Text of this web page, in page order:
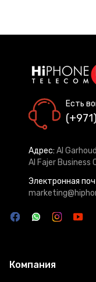
Есть
Адрес: Al
Al Fajer Business
Электронная
Компания